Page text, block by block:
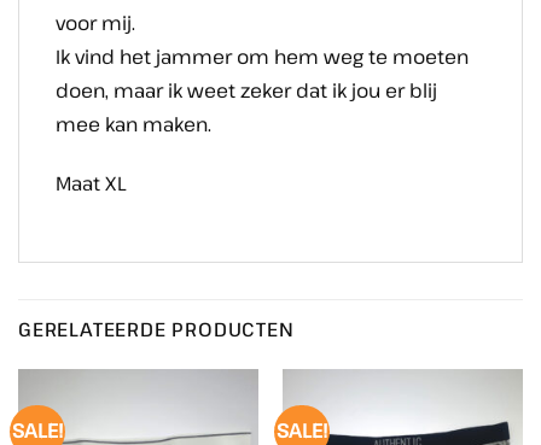
voor mij.
Ik vind het jammer om hem weg te moeten
doen, maar ik weet zeker dat ik jou er blij
mee kan maken.
Maat XL
GERELATEERDE PRODUCTEN
SALE! SALE!